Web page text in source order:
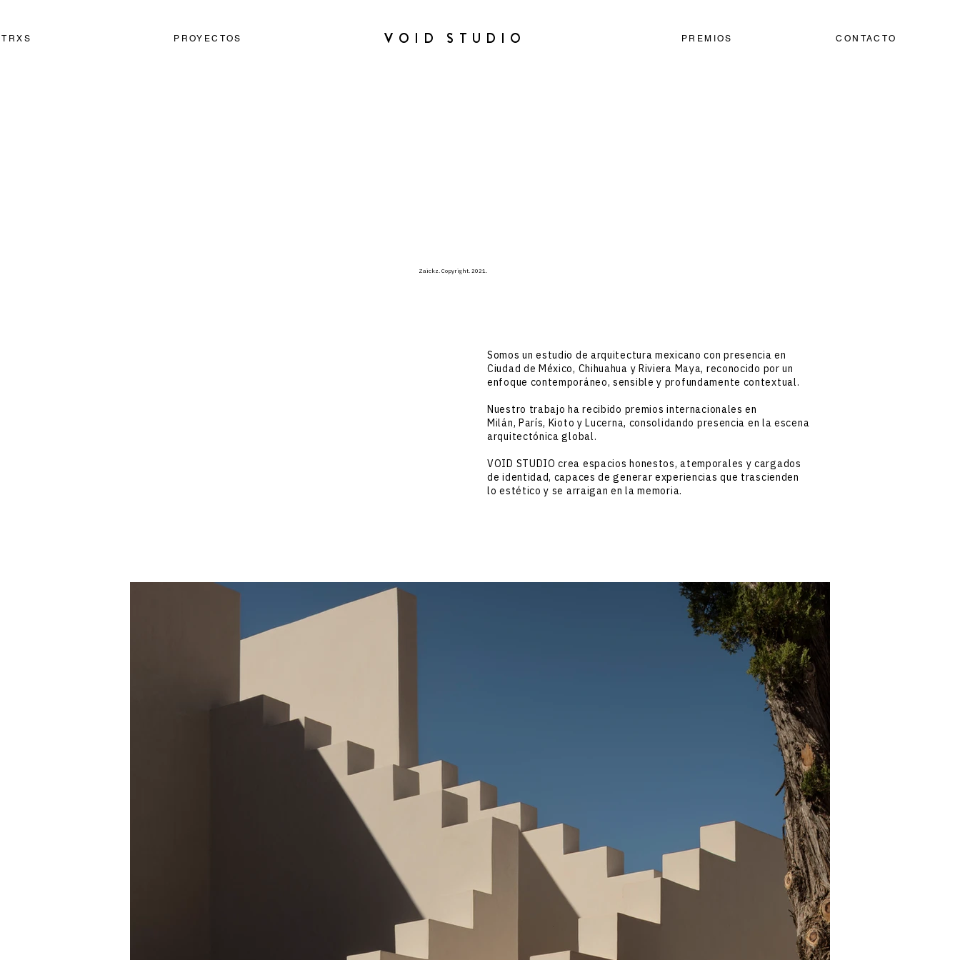
PROYECTOS VOID STUDIO PREMIOS CONTACTO
Zaickz. Copyright. 2021.
Somos un estudio de arquitectura mexicano con presencia en
Ciudad de México, Chihuahua y Riviera Maya, reconocido por un
enfoque contemporáneo, sensible y profundamente contextual.
Nuestro trabajo ha recibido premios internacionales en
Milán, París, Kioto y Lucerna, consolidando presencia en la escena
arquitectónica global.
VOID STUDIO crea espacios honestos, atemporales y cargados
de identidad, capaces de generar experiencias que trascienden
lo estético y se arraigan en la memoria.